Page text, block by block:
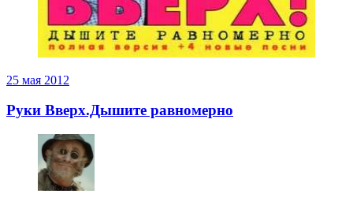
25 мая 2012
Руки Вверх.Дышите равномерно